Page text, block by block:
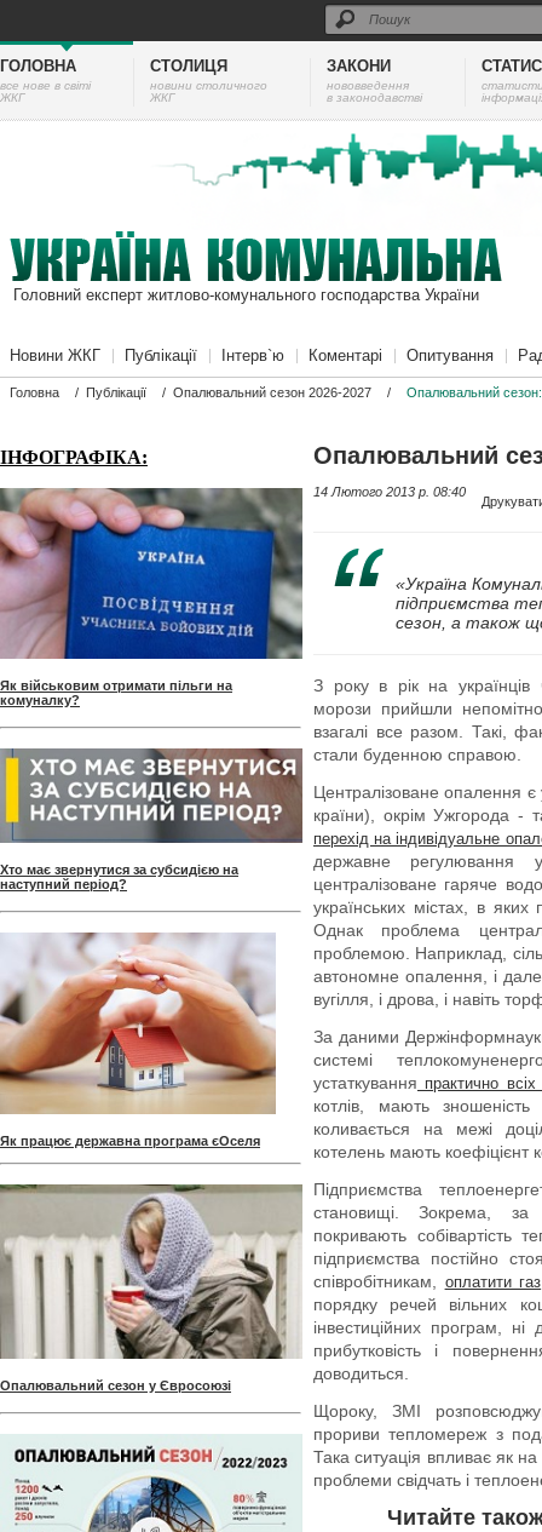
ГОЛОВНА
все нове в світі
ЖКГ
СТОЛИЦЯ
новини столичного
ЖКГ
ЗАКОНИ
нововведення
в законодавстві
Головний експерт житлово-комунального господарства України
Новини ЖКГ Публікації Інтерв`ю Коментарі Опитування
Головна / Публікації / Опалювальний сезон 2026-2027 / Опалювальний
ІНФОГРАФІКА:
Як військовим отримати пільги на
комуналку?
Хто має звернутися за субсидією на
наступний період?
Як працює державна програма єОселя
Опалювальний сезон у Євросоюзі
Опалювальний
14 Лютого 2013 p. 08:40
«Україна
підприємства
сезон, а також
З року в рік на
морози прийшли
взагалі все разом. Такі,
стали буденною справою.
Централізоване опалення є
країни), окрім Ужгорода -
перехід на індивідуальне
державне
централізоване гаряче
українських містах, в
Однак проблема
проблемою. Наприклад,
автономне опалення, і
вугілля, і дрова, і навіть
За даними Держінформнауки
системі
устаткування практично
котлів, мають
коливається на межі
котелень мають коефіцієнт
Підприємства
становищі. Зокрема,
покривають собівартість
підприємства постійно
співробітникам, оплатити газ
порядку речей вільних
інвестиційних програм,
прибутковість і
доводиться.
Щороку, ЗМІ
прориви тепломереж з
Така ситуація впливає як
проблеми свідчать і
Читайте